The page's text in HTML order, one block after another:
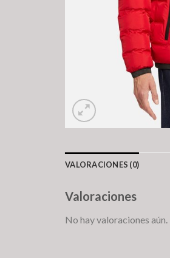
VALORACIONES (0)
Valoraciones
No hay valoraciones aún.